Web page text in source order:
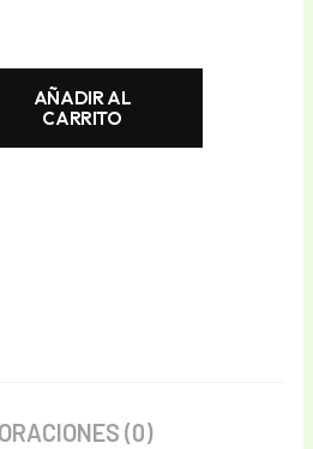
AÑADIR AL
CARRITO
(0)